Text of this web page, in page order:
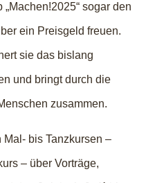
sogar den
ein Preisgeld freuen.
sie das bislang
und bringt durch die
zusammen.
Mal- bis Tanzkursen –
– über Vorträge,